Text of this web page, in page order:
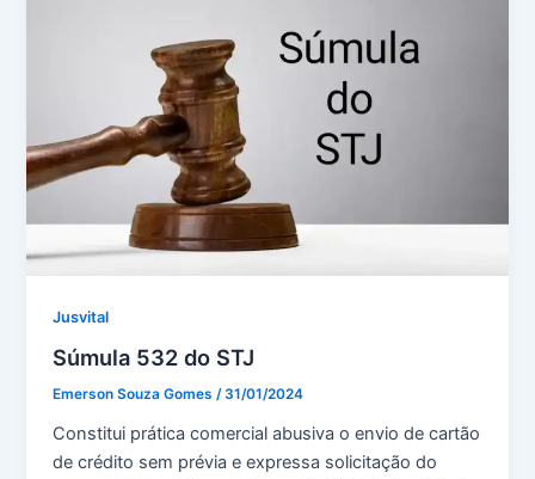
Jusvital
Súmula 532 do STJ
Emerson Souza Gomes/31/01/2024
Constitui prática comercial abusiva o envio de cartão
de crédito sem prévia e expressa solicitação do